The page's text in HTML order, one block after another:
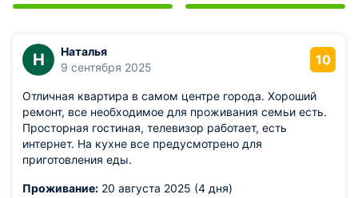
Н
Наталья
9 сентября 2025
10
Отличная квартира в самом центре города. Хороший
ремонт, все необходимое для проживания семьи есть.
Просторная гостиная, телевизор работает, есть
интернет. На кухне все предусмотрено для
приготовления еды.
Проживание: 20 августа 2025 (4 дня)